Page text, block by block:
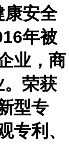
康安全
年被
业，商
荣获
型专
专利、